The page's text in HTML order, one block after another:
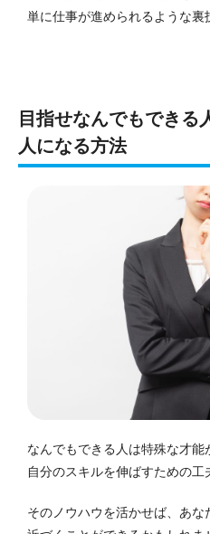
単に仕事が進められるような裏
目指せなんでもできる
人になる方法
なんでもできる人は特殊な才能
自分のスキルを伸ばすための工
そのノウハウを活かせば、あ